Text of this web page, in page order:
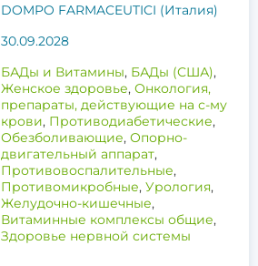
DOMPO FARMACEUTICI (Италия)
30.09.2028
БАДы и Витамины, БАДы (США),
Женское здоровье, Онкология,
препараты, действующие на с-му
крови, Противодиабетические,
Обезболивающие, Опорно-
двигательный аппарат,
Противовоспалительные,
Противомикробные, Урология,
Желудочно-кишечные,
Витаминные комплексы общие,
Здоровье нервной системы